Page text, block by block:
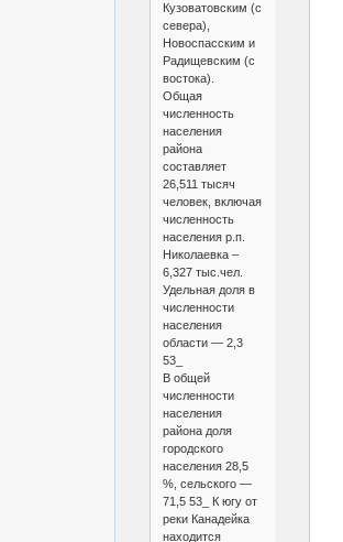
Кузоватовским (с
севера),
Новоспасским и
Радищевским (с
востока).
Общая
численность
населения
района
составляет
26,511 тысяч
человек, включая
численность
населения р.п.
Николаевка –
6,327 тыс.чел.
Удельная доля в
численности
населения
области — 2,3
53_
В общей
численности
населения
района доля
городского
населения 28,5
%, сельского —
71,5 53_ К югу от
реки Канадейка
находится